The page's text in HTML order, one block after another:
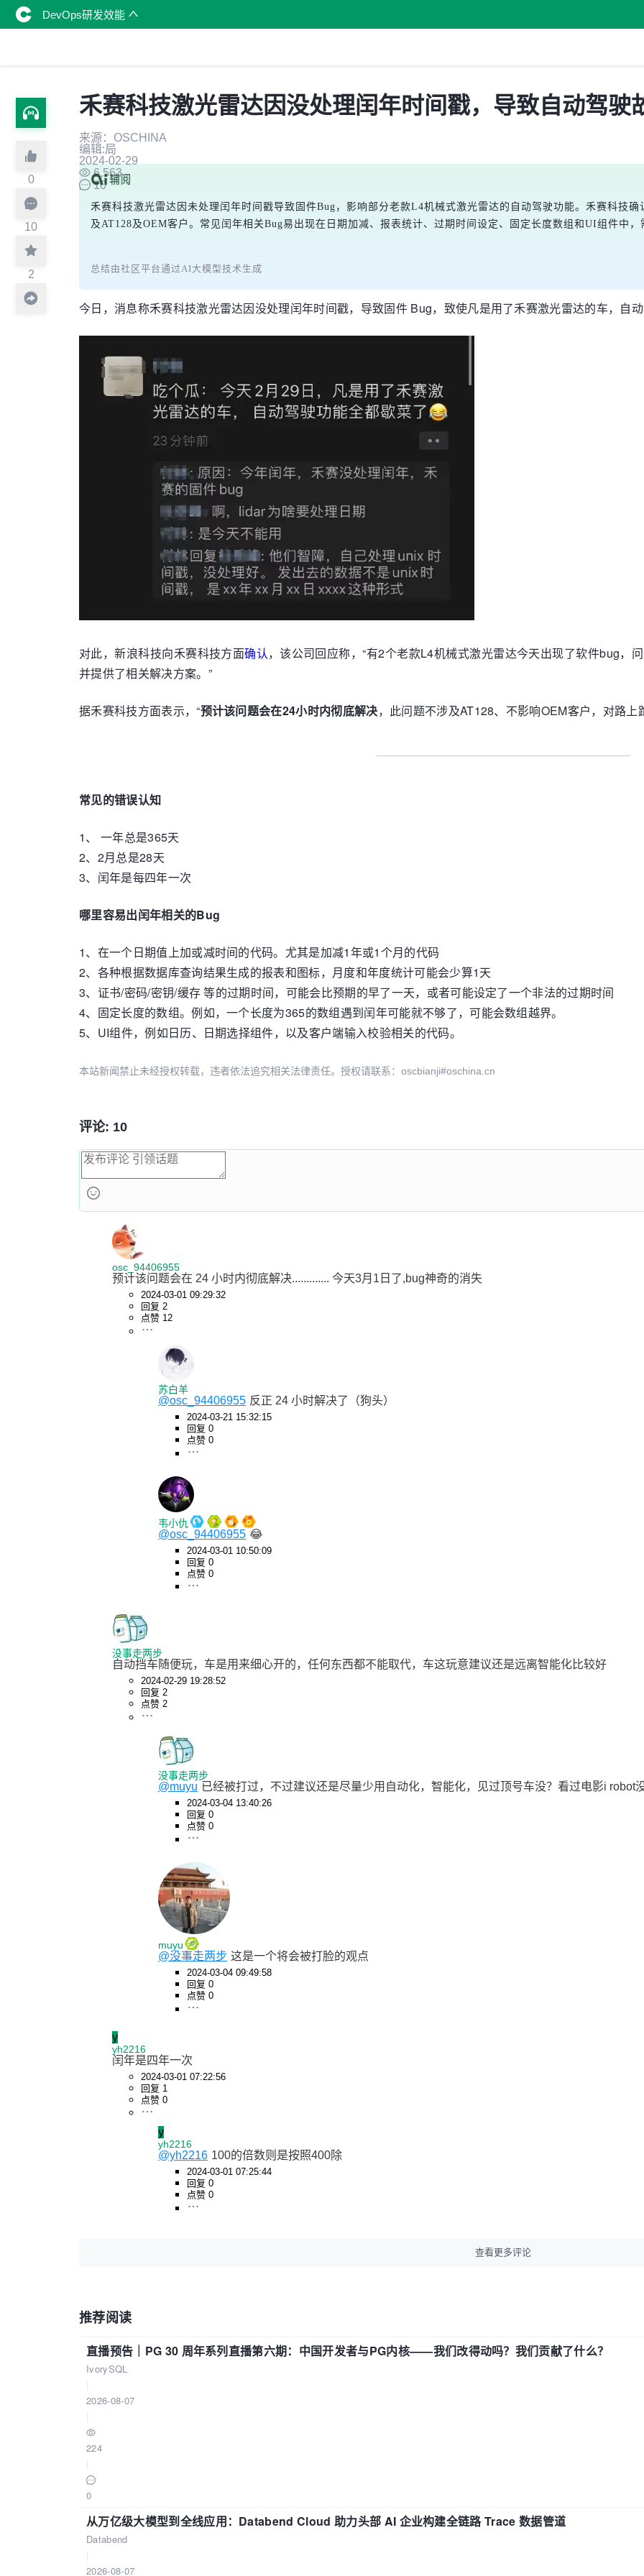
DevOps研发效能
0
10
2
禾赛科技激光雷达因没处理闰年时间戳，导致自动驾驶
来源：OSCHINA
编辑:局
2024-02-29
6,563
10
禾赛科技激光雷达因未处理闰年时间戳导致固件Bug，影响部分老款L4机械式激光雷达的自动驾驶功能。禾赛科技
及AT128及OEM客户。常见闰年相关Bug易出现在日期加减、报表统计、过期时间设定、固定长度数组和UI组件中，
总结由社区平台通过AI大模型技术生成
今日，消息称禾赛科技激光雷达因没处理闰年时间戳，导致固件 Bug，致使凡是用了禾赛激光雷达的车，自动
对此，新浪科技向禾赛科技方面确认，该公司回应称，“有2个老款L4机械式激光雷达今天出现了软件bug，
并提供了相关解决方案。”
据禾赛科技方面表示，“预计该问题会在24小时内彻底解决，此问题不涉及AT128、不影响OEM客户，对路
常见的错误认知
1、 一年总是365天
2、2月总是28天
3、闰年是每四年一次
哪里容易出闰年相关的Bug
1、在一个日期值上加或减时间的代码。尤其是加减1年或1个月的代码
2、各种根据数据库查询结果生成的报表和图标，月度和年度统计可能会少算1天
3、证书/密码/密钥/缓存 等的过期时间，可能会比预期的早了一天，或者可能设定了一个非法的过期时间
4、固定长度的数组。例如，一个长度为365的数组遇到闰年可能就不够了，可能会数组越界。
5、UI组件，例如日历、日期选择组件，以及客户端输入校验相关的代码。
本站新闻禁止未经授权转载，违者依法追究相关法律责任。授权请联系：oscbianji#oschina.cn
评论: 10
osc_94406955
预计该问题会在 24 小时内彻底解决............. 今天3月1日了,bug神奇的消失
2024-03-01 09:29:32
回复 2
点赞 12
苏白羊
@osc_94406955 反正 24 小时解决了（狗头）
2024-03-21 15:32:15
回复 0
点赞 0
韦小仇
@osc_94406955 😂
2024-03-01 10:50:09
回复 0
点赞 0
没事走两步
自动挡车随便玩，车是用来细心开的，任何东西都不能取代，车这玩意建议还是远离智能化比较好
2024-02-29 19:28:52
回复 2
点赞 2
没事走两步
@muyu 已经被打过，不过建议还是尽量少用自动化，智能化，见过顶号车没？看过电影i robot
2024-03-04 13:40:26
回复 0
点赞 0
muyu
@没事走两步 这是一个将会被打脸的观点
2024-03-04 09:49:58
回复 0
点赞 0
y
yh2216
闰年是四年一次
2024-03-01 07:22:56
回复 1
点赞 0
y
yh2216
@yh2216 100的倍数则是按照400除
2024-03-01 07:25:44
回复 0
点赞 0
查看更多评论
推荐阅读
直播预告｜PG 30 周年系列直播第六期：中国开发者与PG内核——我们改得动吗？我们贡献了什么？
IvorySQL
2026-08-07
224
0
从万亿级大模型到全线应用：Databend Cloud 助力头部 AI 企业构建全链路 Trace 数据管道
Databend
2026-08-07